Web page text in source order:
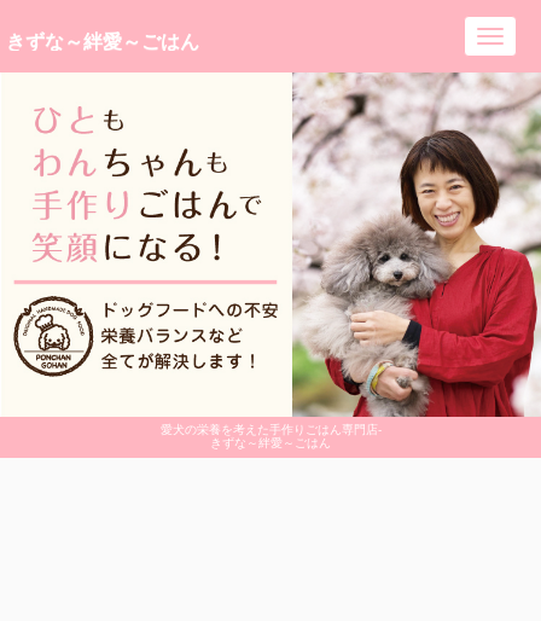
愛犬の栄養を考えた手作りごはん専門店-
きずな～絆愛～ごはん
きずな～絆愛～ごはん